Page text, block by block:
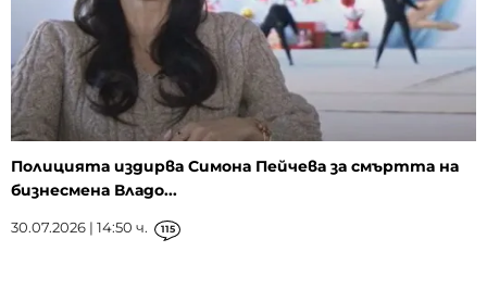
Полицията издирва Симона Пейчева за смъртта на
бизнесмена Владо...
30.07.2026 | 14:50 ч. 115